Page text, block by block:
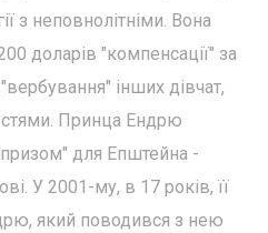
з неповнолітніми. Вона
доларів "компенсації" за
інших дівчат,
Принца Ендрю
для Епштейна -
У 2001-му, в 17 років, її
який поводився з нею